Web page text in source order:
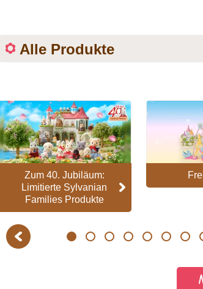
Alle Produkte
Previous
Zum 40. Jubiläum:
Limitierte Sylvanian
Families Produkte